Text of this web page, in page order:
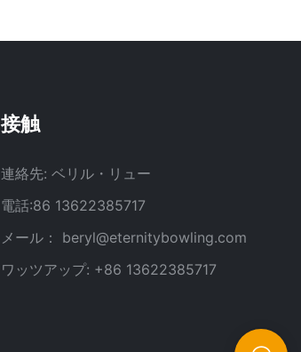
接触
連絡先: ベリル・リュー
電話:86 13622385717
メール： beryl@eternitybowling.com
ワッツアップ: +86 13622385717